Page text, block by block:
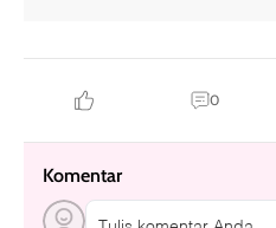
0
Komentar